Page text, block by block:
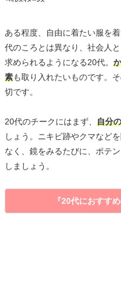
ある程度、自由に着たい服を
代のころとは異なり、社会人
求められるようになる20代。
素も取り入れたいものです。
切です。
20代のチークにはまず、 自分
しょう。ニキビ跡やクマなど
なく、鏡をみるたびに、ポテ
しましょう。
『20代におすす